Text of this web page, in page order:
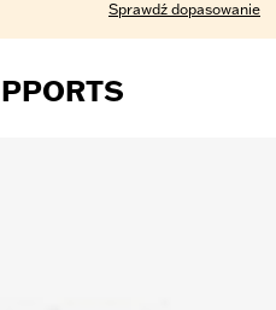
Sprawdź dopasowanie